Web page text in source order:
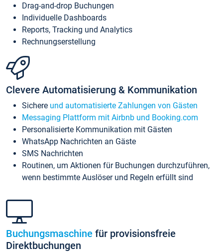
Drag-and-drop Buchungen
Individuelle Dashboards
Reports, Tracking und Analytics
Rechnungserstellung
Clevere Automatisierung & Kommunikation
Sichere und automatisierte Zahlungen von Gästen
Messaging Plattform mit Airbnb und Booking.com
Personalisierte Kommunikation mit Gästen
WhatsApp Nachrichten an Gäste
SMS Nachrichten
Routinen, um Aktionen für Buchungen durchzuführen,
wenn bestimmte Auslöser und Regeln erfüllt sind
Buchungsmaschine für provisionsfreie
Direktbuchungen